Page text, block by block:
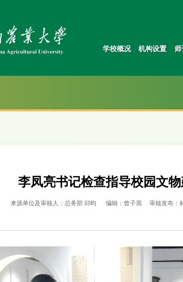
学校概况 机构设置
李凤亮书记检查指导校园文
来源单位及审核人：总务部 邱昀 编辑：曾子焉 审核发布：